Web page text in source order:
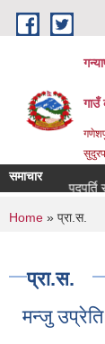
Skip to main
गाउँ
समाचार
सेवा करारमा पदपुर्ति
You are
Home » प्रा‍.स.
प्रा‍.स.
मन्जु उप्रेति